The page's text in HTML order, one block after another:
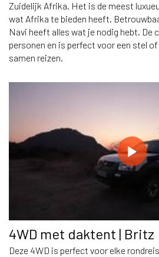
Zuidelijk Afrika. Het is de meest
wat Afrika te bieden heeft.
Navi heeft alles wat je nodig hebt. De
personen en is perfect voor een stel
samen reizen.
4WD met daktent | Britz
Deze 4WD is perfect voor elke